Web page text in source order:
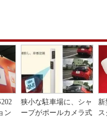
ン
狭小な駐車場に、シャ
ープがポールカメラ式
新
ス